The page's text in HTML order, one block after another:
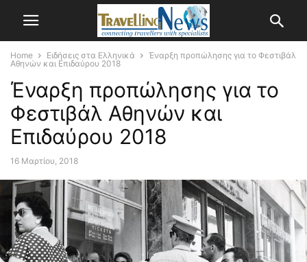
Home Ειδήσεις στα Ελληνικά
Έναρξη προπώλησης για το Φεστιβάλ
Αθηνών και Επιδαύρου 2018
Έναρξη προπώλησης για το
Φεστιβάλ Αθηνών και
Επιδαύρου 2018
16 Μαρτίου, 2018